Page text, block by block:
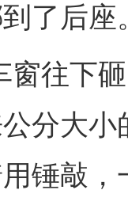
了后座
往下砸
分大
锤敲